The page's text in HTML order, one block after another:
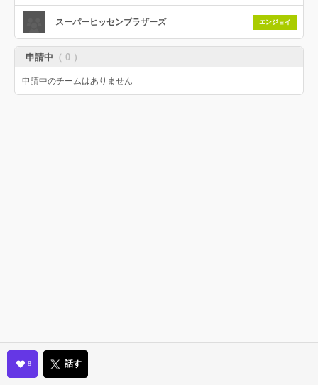
スーパーヒッセンブラザーズ エンジョイ
申請中 （ 0 ）
申請中のチームはありません
8 話す